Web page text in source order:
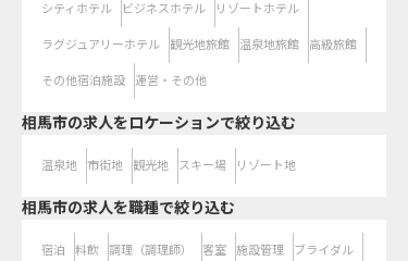
シティホテル ビジネスホテル リゾートホテル
ラグジュアリーホテル 観光地旅館 温泉地旅館 高級旅館
その他宿泊施設 運営・その他
相馬市の求人をロケーションで絞り込む
温泉地 市街地 観光地 スキー場 リゾート地
相馬市の求人を職種で絞り込む
宿泊 料飲 調理（調理師） 客室 施設管理 ブライダル